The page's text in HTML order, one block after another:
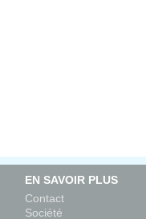
EN SAVOIR PLUS
Contact
Société